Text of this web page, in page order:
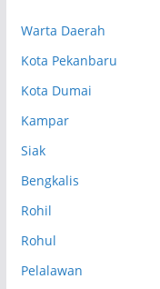
Warta Daerah
Kota Pekanbaru
Kota Dumai
Kampar
Siak
Bengkalis
Rohil
Rohul
Pelalawan